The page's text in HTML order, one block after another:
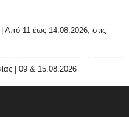
Από 11 έως 14.08.2026, στις
| 09 & 15.08.2026